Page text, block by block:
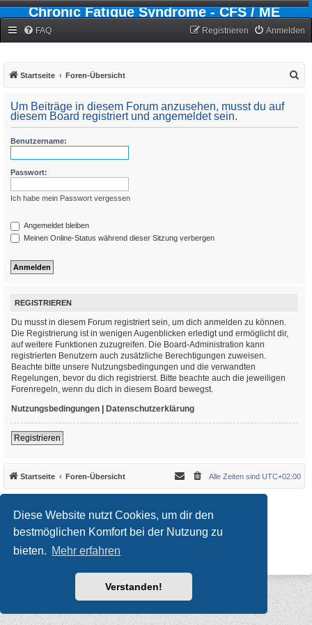
Diese Website nutzt Cookies, um dir den
bestmöglichen Komfort bei der Nutzung zu
bieten. Mehr erfahren
Verstanden!
Chronic Fatigue Syndrome - CFS / ME
FAQ Anmelden
Registrieren
Startseite Foren-Übersicht
Um Beiträge in diesem Forum anzusehen, musst du auf
diesem Board registriert und angemeldet sein.
Benutzername:
Passwort:
Ich habe mein Passwort vergessen
Angemeldet bleiben
Meinen Online-Status während dieser Sitzung verbergen
REGISTRIEREN
Du musst in diesem Forum registriert sein, um dich anmelden zu können.
Die Registrierung ist in wenigen Augenblicken erledigt und ermöglicht dir,
auf weitere Funktionen zuzugreifen. Die Board-Administration kann
registrierten Benutzern auch zusätzliche Berechtigungen zuweisen.
Beachte bitte unsere Nutzungsbedingungen und die verwandten
Regelungen, bevor du dich registrierst. Bitte beachte auch die jeweiligen
Forenregeln, wenn du dich in diesem Board bewegst.
Nutzungsbedingungen | Datenschutzerklärung
Registrieren
Startseite Foren-Übersicht Alle Zeiten sind UTC+02:00
Updated to 3.3.x by
MannixMD
*Style version: 3.4.10
Powered byphpBB ® Forum Software © phpBB Limited
Datenschutz